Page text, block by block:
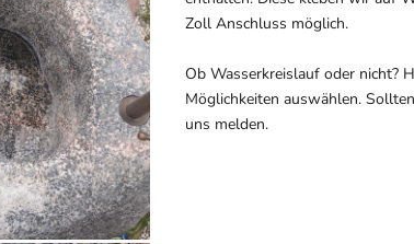
Zoll Anschluss möglich.
Ob Wasserkreislauf oder nicht?
Möglichkeiten auswählen.
uns melden.